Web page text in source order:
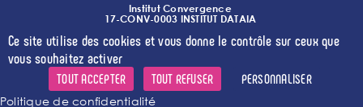
Institut Convergence
17-CONV-0003 INSTITUT DATAIA
Crédits l Mentions légales l l
Ce site utilise des cookies et vous donne le contrôle sur ceux que
vous souhaitez activer
TOUT ACCEPTER TOUT REFUSER
PERSONNALISER
Politique de confidentialité